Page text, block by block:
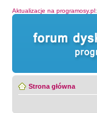
Aktualizacje na programosy.pl:
Strona główna